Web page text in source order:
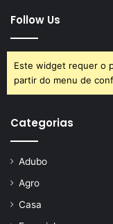
Follow Us
Este widget requer o
partir do menu de
Categorias
Adubo
Agro
Casa